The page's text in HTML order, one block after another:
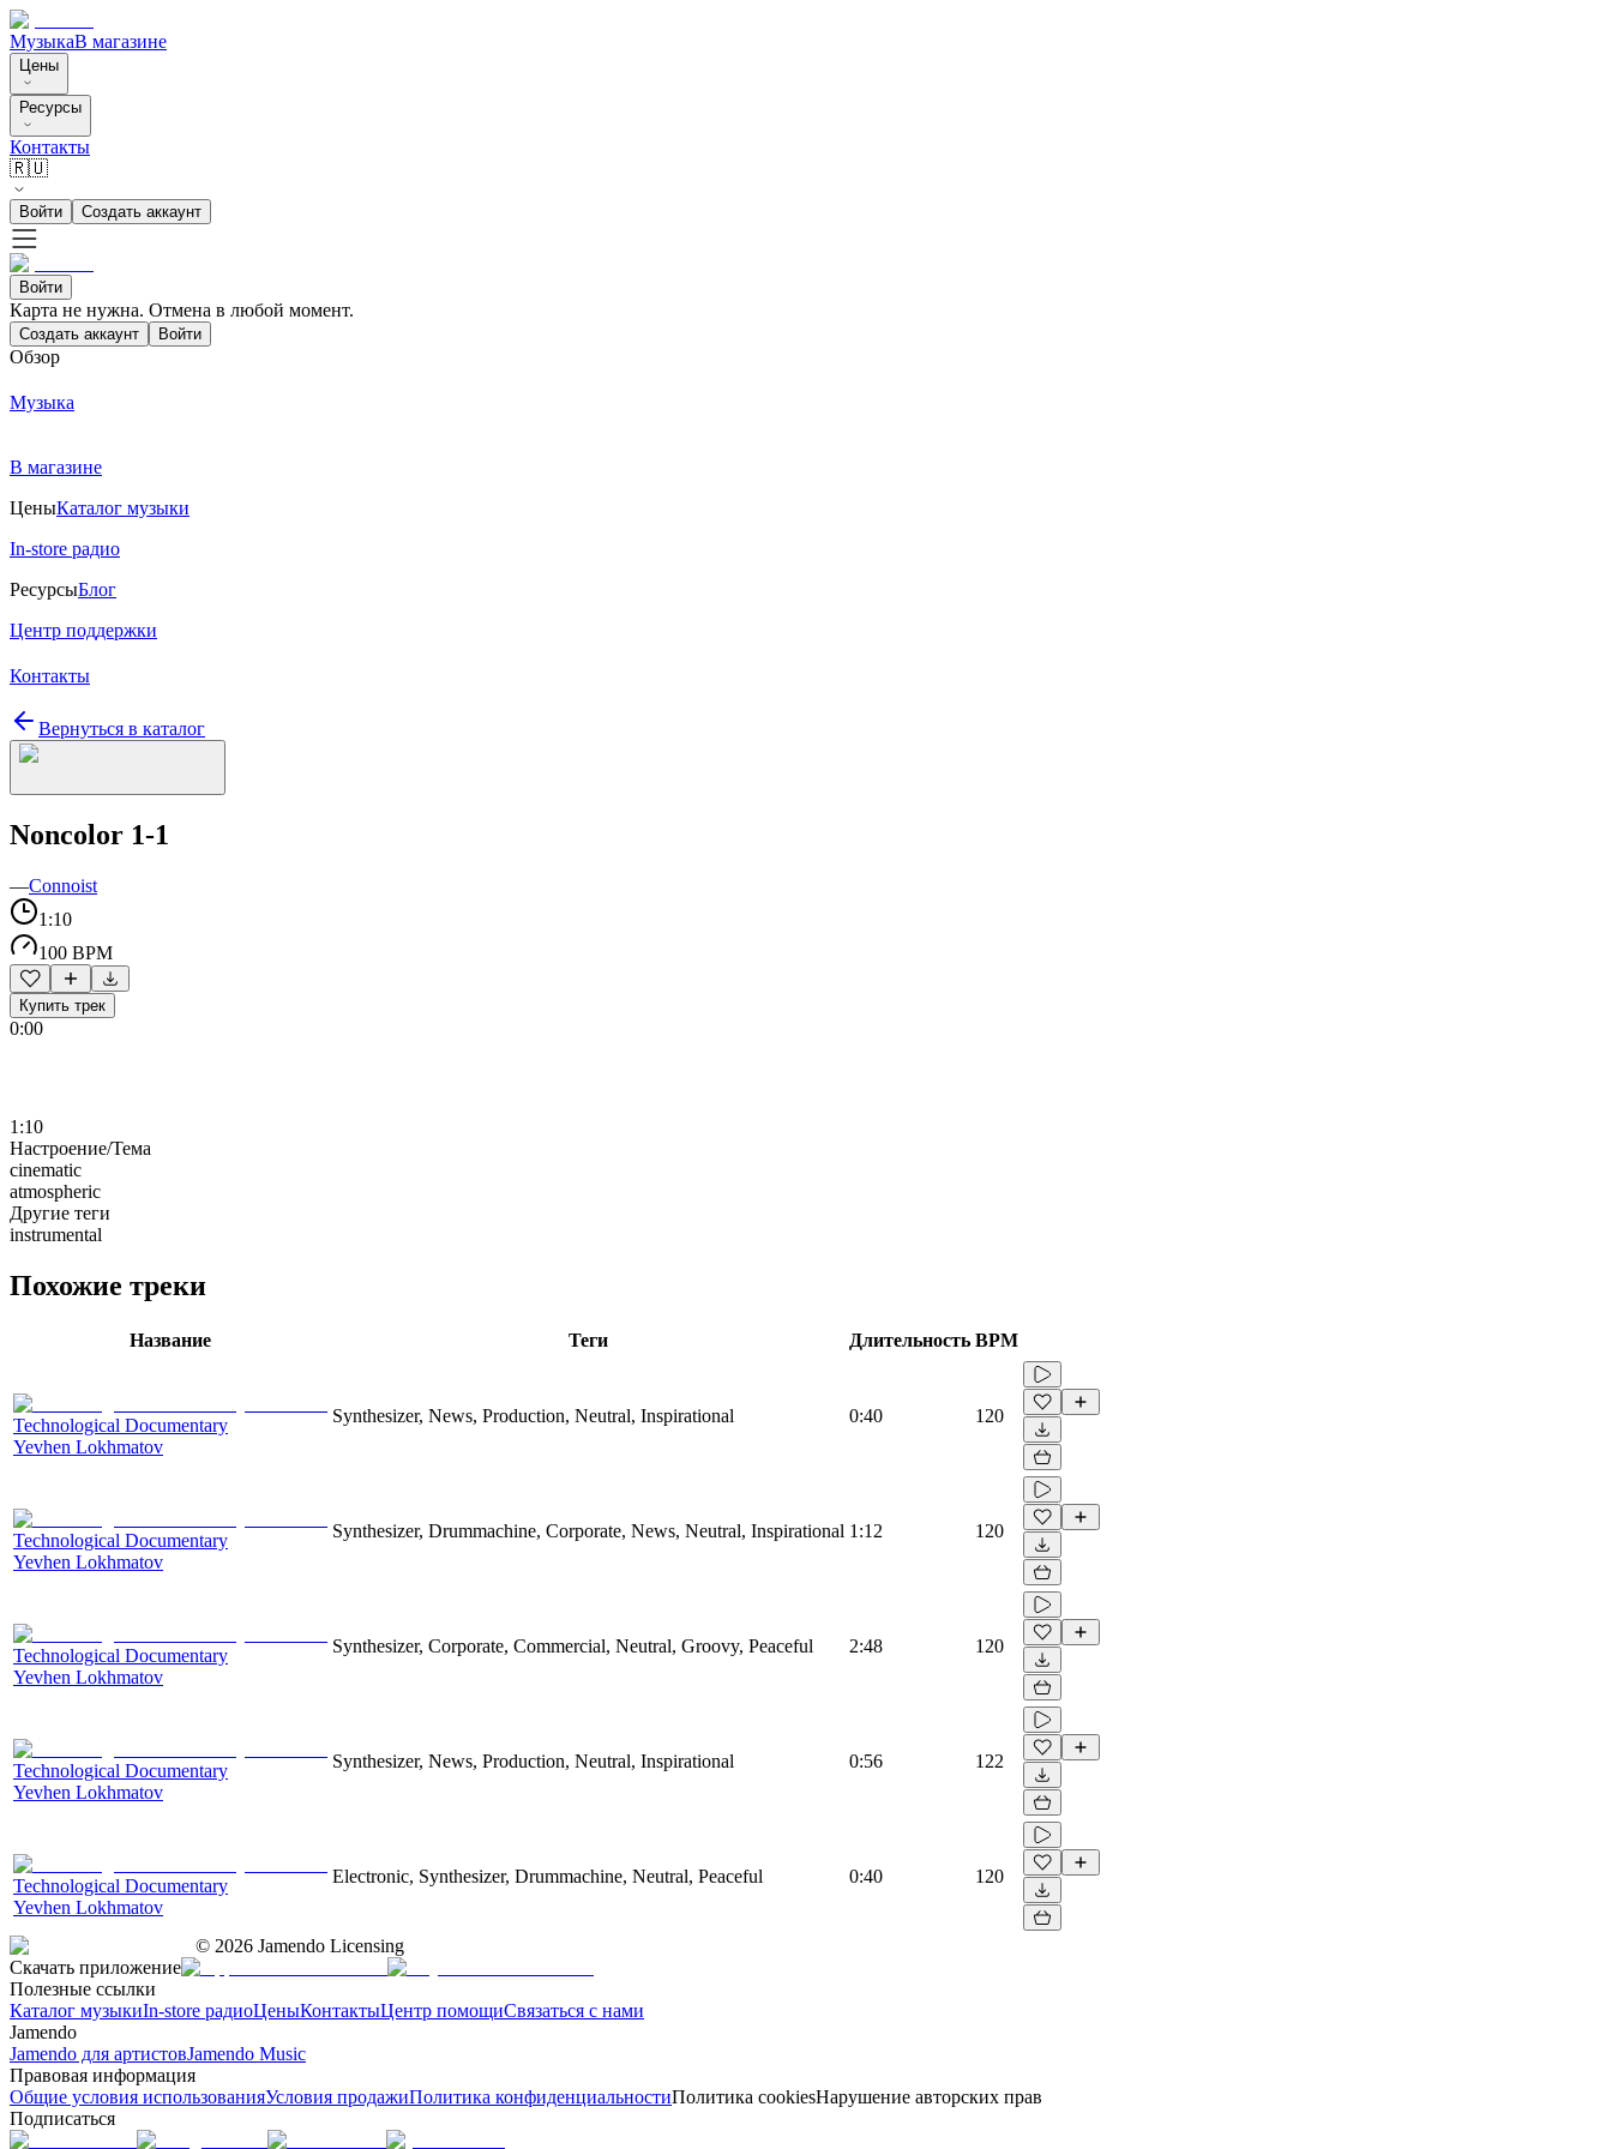
МузыкаВ магазине
Цены
Ресурсы
Контакты
🇷🇺
Войти Создать аккаунт
Войти
Карта не нужна. Отмена в любой момент.
Создать аккаунт Войти
Обзор
Музыка
В магазине
ЦеныКаталог музыки
In-store радио
РесурсыБлог
Центр поддержки
Контакты
Вернуться в каталог
Noncolor 1-1
—Connoist
1:10
100 BPM
Купить трек
0:00
1:10
Настроение/Тема
cinematic
atmospheric
Другие теги
instrumental
Похожие треки
Название Теги Длительность BPM
Technological Documentary
Yevhen Lokhmatov
Synthesizer, News, Production, Neutral, Inspirational 0:40 120
Technological Documentary
Yevhen Lokhmatov
Synthesizer, Drummachine, Corporate, News, Neutral, Inspirational 1:12 120
Technological Documentary
Yevhen Lokhmatov
Synthesizer, Corporate, Commercial, Neutral, Groovy, Peaceful 2:48 120
Technological Documentary
Yevhen Lokhmatov
Synthesizer, News, Production, Neutral, Inspirational 0:56 122
Technological Documentary
Yevhen Lokhmatov
Electronic, Synthesizer, Drummachine, Neutral, Peaceful 0:40 120
© 2026 Jamendo Licensing
Скачать приложение
Полезные ссылки
Каталог музыкиIn-store радиоЦеныКонтактыЦентр помощиСвязаться с нами
Jamendo
Jamendo для артистовJamendo Music
Правовая информация
Общие условия использованияУсловия продажиПолитика конфиденциальностиПолитика cookiesНарушение авторских прав
Подписаться